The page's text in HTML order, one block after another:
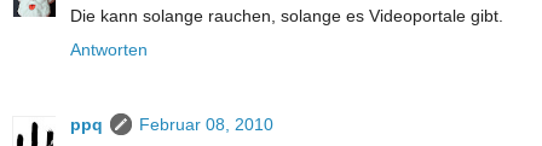
Die kann solange rauchen, solange es Videoportale gibt.
Antworten
ppq
Februar 08, 2010